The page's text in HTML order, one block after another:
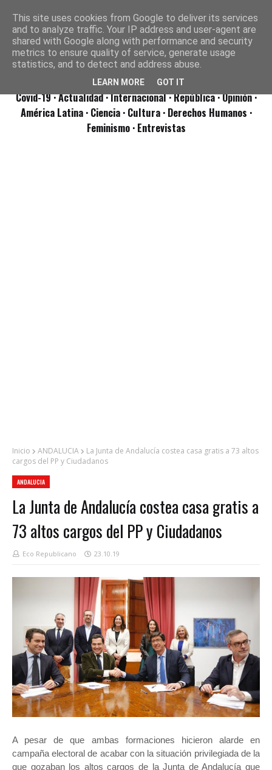
Covid-19· Actualidad· Internacional· República· Opinión·
América Latina · Ciencia · Cultura · Derechos Humanos ·
Feminismo · Entrevistas
Inicio ANDALUCIA
La Junta de Andalucía costea casa gratis a 73 altos
cargos del PP y Ciudadanos
ANDALUCIA
La Junta de Andalucía costea casa gratis a
73 altos cargos del PP y Ciudadanos
Eco Republicano 23.10.19
A pesar de que ambas formaciones hicieron alarde en
campaña electoral de acabar con la situación privilegiada de la
que gozaban los altos cargos de la Junta de Andalucía que
This site uses cookies from Google to deliver its services
and to analyze traffic. Your IP address and user-agent are
shared with Google along with performance and security
metrics to ensure quality of service, generate usage
statistics, and to detect and address abuse.
LEARN MORE GOT IT